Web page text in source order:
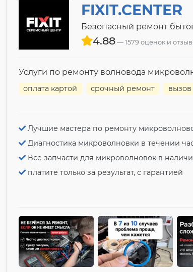
FIXIT.CENTER
Безопасный ремонт
4.88 1579 оценок и
Услуги по ремонту волновода
оплата картой срочный ремонт вызов
Лучшие мастера по ремонту
Диагностика микроволновки в течении
Все запчасти для микроволновок в
платите только за результат, с гарантией